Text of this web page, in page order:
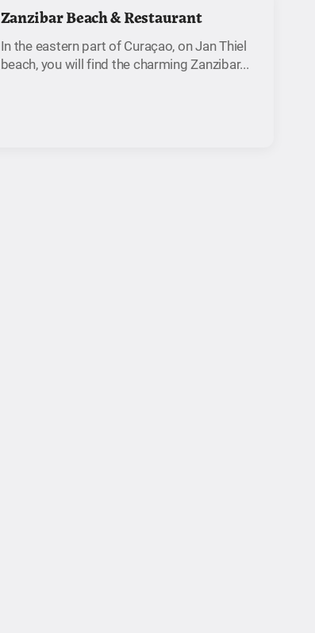
Zanzibar Beach & Restaurant
In the eastern part of Curaçao, on Jan Thiel
beach, you will find the charming Zanzibar...